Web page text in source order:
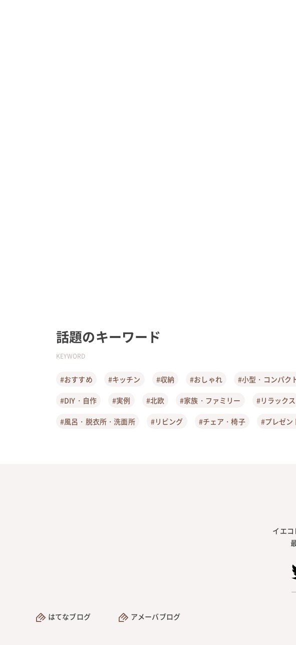
話題のキーワード
KEYWORD
#おすすめ #キッチン #収納 #おしゃれ #小型・コンパク
#DIY・自作 #実例 #北欧 #家族・ファミリー #リラックス
#風呂・脱衣所・洗面所 #リビング #チェア・椅子 #プレゼン
イエ
はてなブログ アメーバブログ